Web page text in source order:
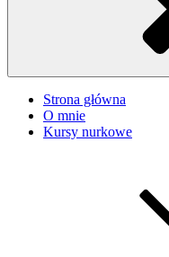
Strona główna
O mnie
Kursy nurkowe